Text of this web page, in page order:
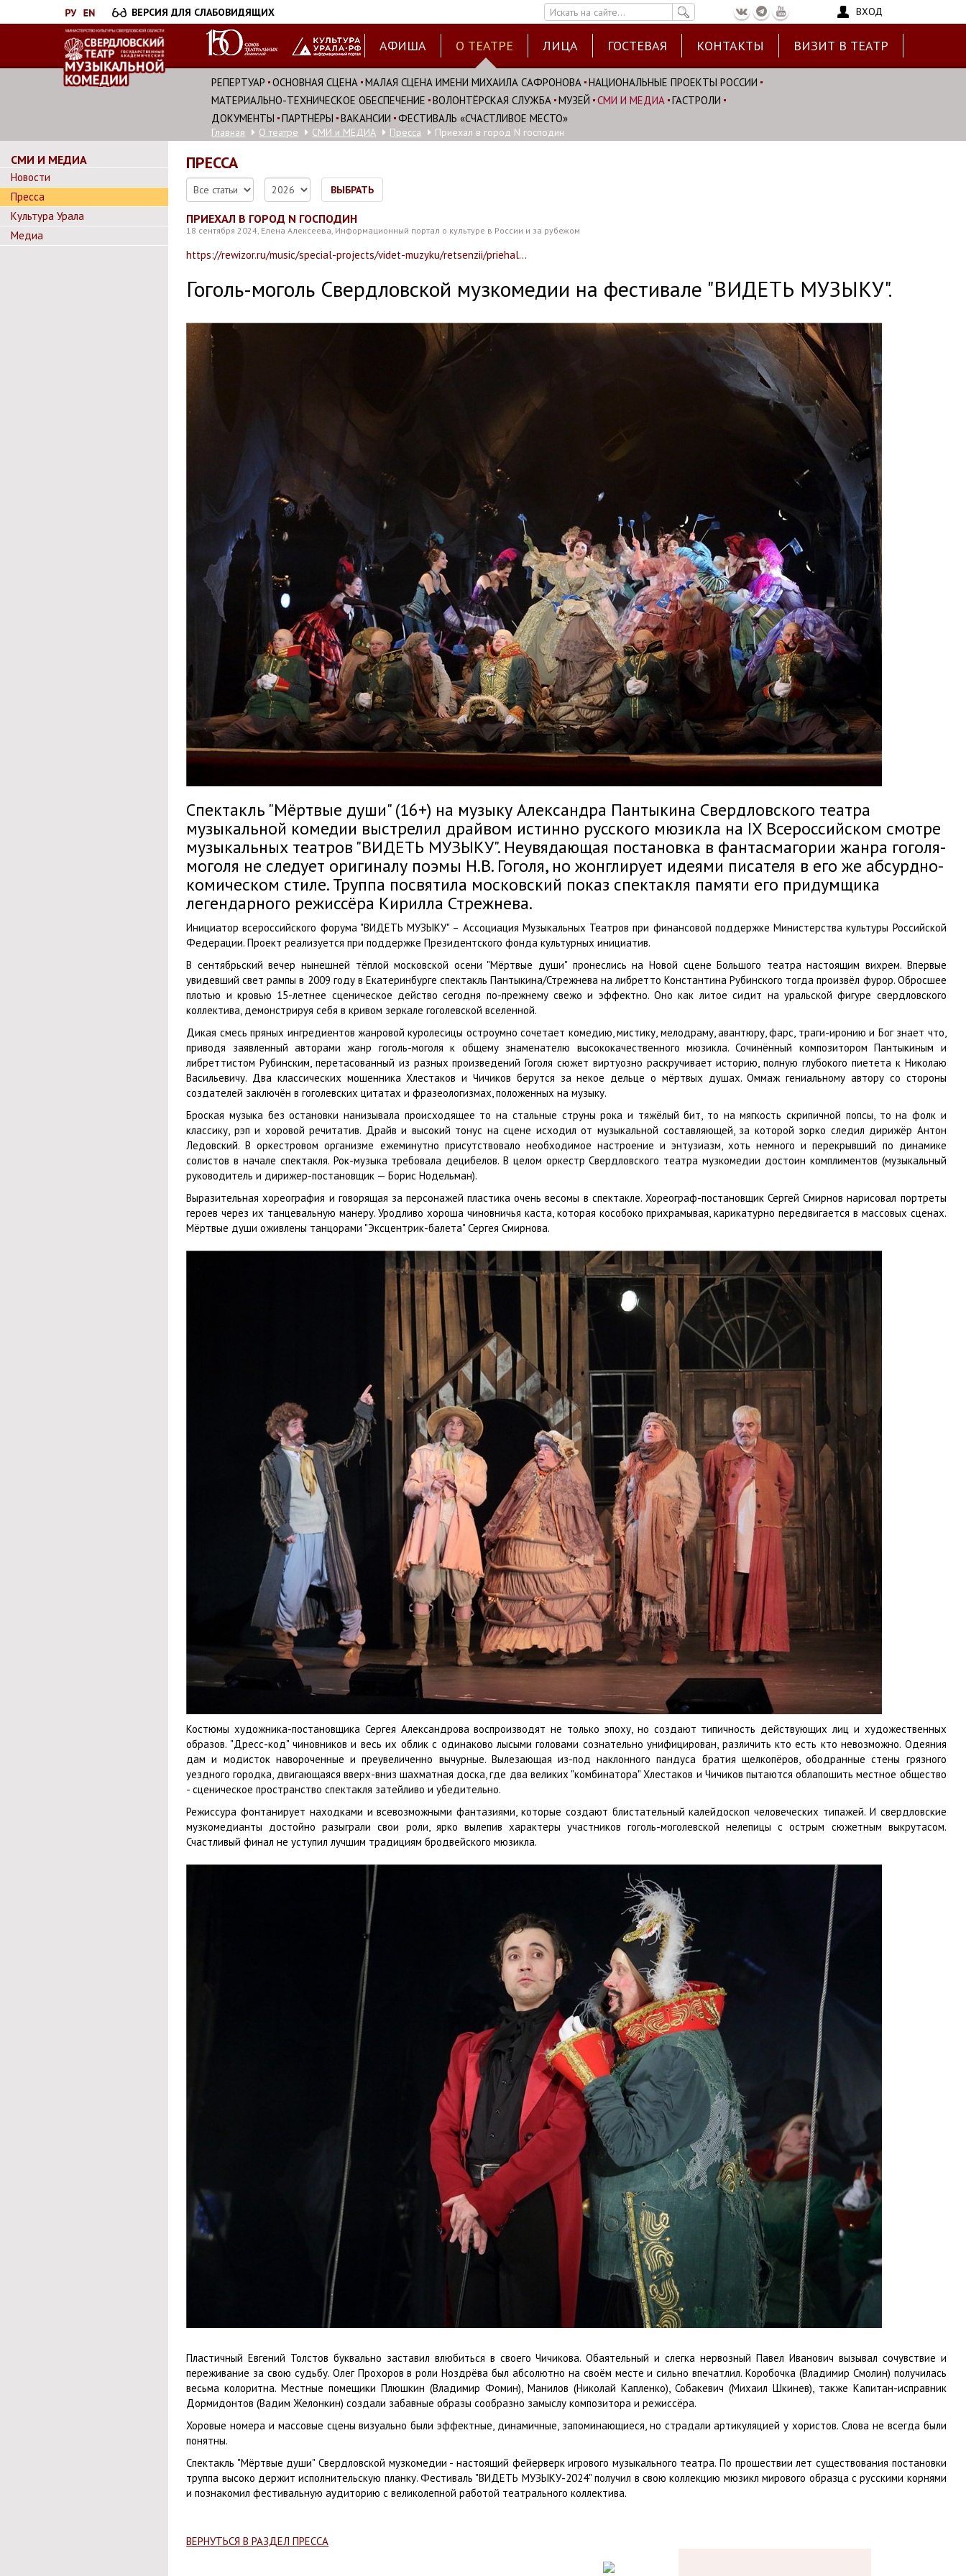
к
ВЕРСИЯ ДЛЯ СЛАБОВИДЯЩИХ
ВХОД
АФИША О ТЕАТРЕ ЛИЦА ГОСТЕВАЯ КОНТАКТЫ ВИЗИТ В ТЕАТР
РЕПЕРТУАР ОСНОВНАЯ СЦЕНА МАЛАЯ СЦЕНА ИМЕНИ МИХАИЛА САФРОНОВА НАЦИОНАЛЬНЫЕ ПРОЕКТЫ РОССИИ
МАТЕРИАЛЬНО-ТЕХНИЧЕСКОЕ ОБЕСПЕЧЕНИЕ
ВОЛОНТЁРСКАЯ СЛУЖБА МУЗЕЙ СМИ И МЕДИА ГАСТРОЛИ
ДОКУМЕНТЫ
ПАРТНЁРЫ ВАКАНСИИ ФЕСТИВАЛЬ «СЧАСТЛИВОЕ МЕСТО»
Главная О театре СМИ и МЕДИА Пресса Приехал в город N господин
СМИ И МЕДИА
Новости
Пресса
Культура Урала
Медиа
ПРЕССА
ВЫБРАТЬ
ПРИЕХАЛ В ГОРОД N ГОСПОДИН
18 сентября 2024, Елена Алексеева, Информационный портал о культуре в России и за рубежом
https://rewizor.ru/music/special-projects/videt-muzyku/retsenzii/priehal...
Гоголь-моголь Свердловской музкомедии на фестивале "ВИДЕТЬ МУЗЫКУ".
Спектакль "Мёртвые души" (16+) на музыку Александра Пантыкина Свердловского театра
музыкальной комедии выстрелил драйвом истинно русского мюзикла на IX Всероссийском смотре
музыкальных театров "ВИДЕТЬ МУЗЫКУ". Неувядающая постановка в фантасмагории жанра гоголя-
моголя не следует оригиналу поэмы Н.В. Гоголя, но жонглирует идеями писателя в его же абсурдно-
комическом стиле. Труппа посвятила московский показ спектакля памяти его придумщика
легендарного режиссёра Кирилла Стрежнева.
Инициатор всероссийского форума "ВИДЕТЬ МУЗЫКУ" – Ассоциация Музыкальных Театров при финансовой поддержке Министерства культуры Российской
Федерации. Проект реализуется при поддержке Президентского фонда культурных инициатив.
В сентябрьский вечер нынешней тёплой московской осени "Мёртвые души" пронеслись на Новой сцене Большого театра настоящим вихрем. Впервые
увидевший свет рампы в 2009 году в Екатеринбурге спектакль Пантыкина/Стрежнева на либретто Константина Рубинского тогда произвёл фурор. Обросшее
плотью и кровью 15-летнее сценическое действо сегодня по-прежнему свежо и эффектно. Оно как литое сидит на уральской фигуре свердловского
коллектива, демонстрируя себя в кривом зеркале гоголевской вселенной.
Дикая смесь пряных ингредиентов жанровой куролесицы остроумно сочетает комедию, мистику, мелодраму, авантюру, фарс, траги-иронию и Бог знает что,
приводя заявленный авторами жанр гоголь-моголя к общему знаменателю высококачественного мюзикла. Сочинённый композитором Пантыкиным и
либреттистом Рубинским, перетасованный из разных произведений Гоголя сюжет виртуозно раскручивает историю, полную глубокого пиетета к Николаю
Васильевичу. Два классических мошенника Хлестаков и Чичиков берутся за некое дельце о мёртвых душах. Оммаж гениальному автору со стороны
создателей заключён в гоголевских цитатах и фразеологизмах, положенных на музыку.
Броская музыка без остановки нанизывала происходящее то на стальные струны рока и тяжёлый бит, то на мягкость скрипичной попсы, то на фолк и
классику, рэп и хоровой речитатив. Драйв и высокий тонус на сцене исходил от музыкальной составляющей, за которой зорко следил дирижёр Антон
Ледовский. В оркестровом организме ежеминутно присутствовало необходимое настроение и энтузиазм, хоть немного и перекрывший по динамике
солистов в начале спектакля. Рок-музыка требовала децибелов. В целом оркестр Свердловского театра музкомедии достоин комплиментов (музыкальный
руководитель и дирижер-постановщик — Борис Нодельман).
Выразительная хореография и говорящая за персонажей пластика очень весомы в спектакле. Хореограф-постановщик Сергей Смирнов нарисовал портреты
героев через их танцевальную манеру. Уродливо хороша чиновничья каста, которая кособоко прихрамывая, карикатурно передвигается в массовых сценах.
Мёртвые души оживлены танцорами "Эксцентрик-балета" Сергея Смирнова.
Костюмы художника-постановщика Сергея Александрова воспроизводят не только эпоху, но создают типичность действующих лиц и художественных
образов. "Дресс-код" чиновников и весь их облик с одинаково лысыми головами сознательно унифицирован, различить кто есть кто невозможно. Одеяния
дам и модисток навороченные и преувеличенно вычурные. Вылезающая из-под наклонного пандуса братия щелкопёров, ободранные стены грязного
уездного городка, двигающаяся вверх-вниз шахматная доска, где два великих "комбинатора" Хлестаков и Чичиков пытаются облапошить местное общество
- сценическое пространство спектакля затейливо и убедительно.
Режиссура фонтанирует находками и всевозможными фантазиями, которые создают блистательный калейдоскоп человеческих типажей. И свердловские
музкомедианты достойно разыграли свои роли, ярко вылепив характеры участников гоголь-моголевской нелепицы с острым сюжетным выкрутасом.
Счастливый финал не уступил лучшим традициям бродвейского мюзикла.
Пластичный Евгений Толстов буквально заставил влюбиться в своего Чичикова. Обаятельный и слегка нервозный Павел Иванович вызывал сочувствие и
переживание за свою судьбу. Олег Прохоров в роли Ноздрёва был абсолютно на своём месте и сильно впечатлил. Коробочка (Владимир Смолин) получилась
весьма колоритна. Местные помещики Плюшкин (Владимир Фомин), Манилов (Николай Капленко), Собакевич (Михаил Шкинев), также Капитан-исправник
Дормидонтов (Вадим Желонкин) создали забавные образы сообразно замыслу композитора и режиссёра.
Хоровые номера и массовые сцены визуально были эффектные, динамичные, запоминающиеся, но страдали артикуляцией у хористов. Слова не всегда были
понятны.
Спектакль "Мёртвые души" Свердловской музкомедии - настоящий фейерверк игрового музыкального театра. По прошествии лет существования постановки
труппа высоко держит исполнительскую планку. Фестиваль "ВИДЕТЬ МУЗЫКУ-2024" получил в свою коллекцию мюзикл мирового образца с русскими корнями
и познакомил фестивальную аудиторию с великолепной работой театрального коллектива.
ВЕРНУТЬСЯ В РАЗДЕЛ ПРЕССА